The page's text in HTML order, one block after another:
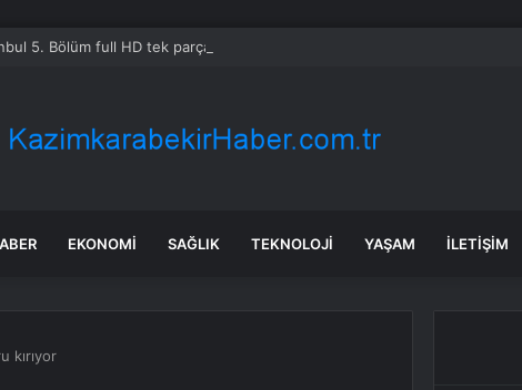
5. Bölüm full HD tek parça izleme linki var mı, ATV Altı Üstü İstanbul 5.
EKONOMI SAĞLIK TEKNOLOJI YAŞAM İLETIŞIM
kırıyor